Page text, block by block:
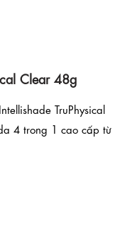
Clear 48g
TruPhysical
4 trong 1 cao cấp từ